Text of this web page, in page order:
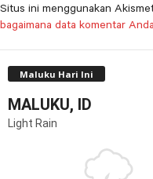
Situs ini menggunakan
bagaimana data komentar
Maluku Hari Ini
MALUKU, ID
Light Rain